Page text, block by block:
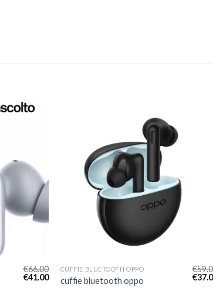
€66.00
€41.00
CUFFIE BLUETOOTH OPPO
cuffie bluetooth oppo
€
€